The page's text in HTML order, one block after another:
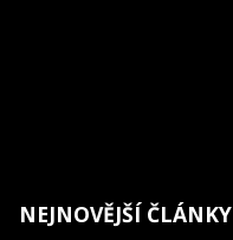
NEJNOVĚJŠÍ ČLÁNKY